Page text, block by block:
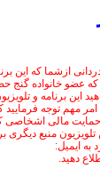
ازشما که این
که عضو خانواده گنج
این برنامه و
مهم توجه فرمایید
حمایت مالی اشخاصی
منبع دیگری
به ایمیل:
دهید.